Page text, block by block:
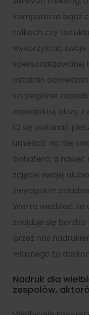
komputerze bądź
rolkach czy też
wykorzystać
spersonalizowanej
ostatnio
szczególnie
zaprojektuj bluzę z
Ci się pokonać
umieścić na niej
bohatera, a nawet
zdjęcie swojej
zwycięskim
Warto wiedzieć, że
znajduje się
przez nas
własnego to
Nadruk dla
zespołów,